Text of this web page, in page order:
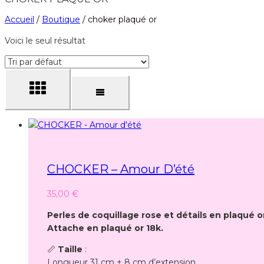
Accueil / Boutique / choker plaqué or
Voici le seul résultat
CHOCKER – Amour D’été
35,00 €
Perles de coquillage rose et détails en plaqué
Attache en plaqué or 18k.
📏 Taille :